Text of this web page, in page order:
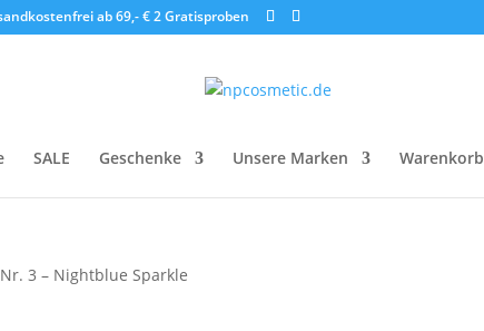
ab 69,- € 2 Gratisproben
SALE Geschenke Unsere Marken Warenkorb
3 – Nightblue Sparkle